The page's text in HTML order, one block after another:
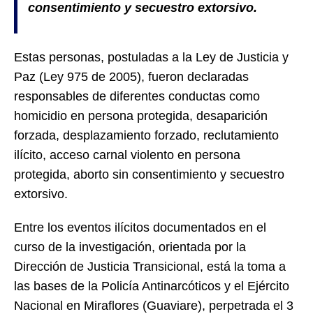
consentimiento y secuestro extorsivo.
Estas personas, postuladas a la Ley de Justicia y
Paz (Ley 975 de 2005), fueron declaradas
responsables de diferentes conductas como
homicidio en persona protegida, desaparición
forzada, desplazamiento forzado, reclutamiento
ilícito, acceso carnal violento en persona
protegida, aborto sin consentimiento y secuestro
extorsivo.
Entre los eventos ilícitos documentados en el
curso de la investigación, orientada por la
Dirección de Justicia Transicional, está la toma a
las bases de la Policía Antinarcóticos y el Ejército
Nacional en Miraflores (Guaviare), perpetrada el 3